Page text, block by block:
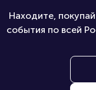
Находите,
события по всей